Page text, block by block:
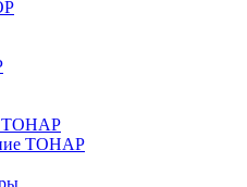
ТОНАР
ТОНАР